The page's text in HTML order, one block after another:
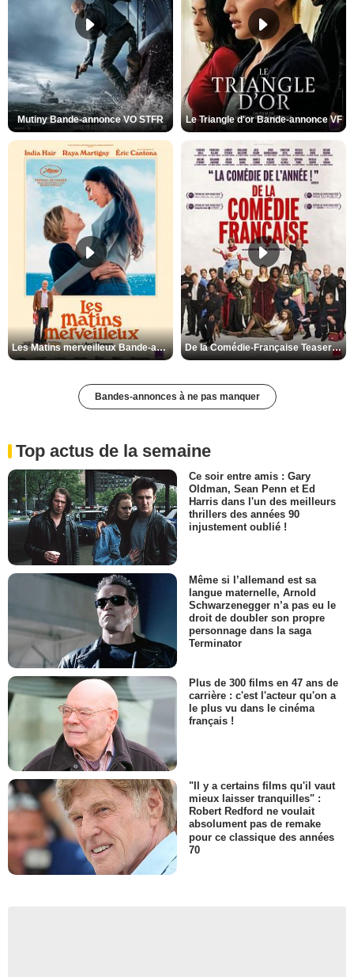
Mutiny Bande-annonce VO STFR Le Triangle d'or Bande-annonce VF
Les Matins merveilleux Bande-annonce VF De la Comédie-Française Teaser VF
Bandes-annonces à ne pas manquer
Top actus de la semaine
Ce soir entre amis : Gary
Oldman, Sean Penn et Ed
Harris dans l'un des meilleurs
thrillers des années 90
injustement oublié !
Même si l’allemand est sa
langue maternelle, Arnold
Schwarzenegger n’a pas eu le
droit de doubler son propre
personnage dans la saga
Terminator
Plus de 300 films en 47 ans de
carrière : c'est l'acteur qu'on a
le plus vu dans le cinéma
français !
"Il y a certains films qu'il vaut
mieux laisser tranquilles" :
Robert Redford ne voulait
absolument pas de remake
pour ce classique des années
70